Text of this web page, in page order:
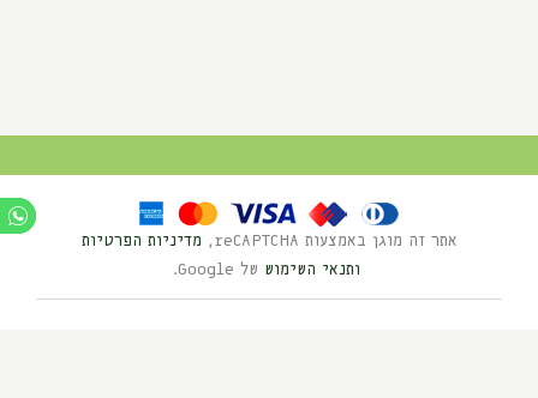
אתר זה מוגן באמצעות reCAPTCHA,
מדיניות הפרטיות
ותנאי השימוש של Google.